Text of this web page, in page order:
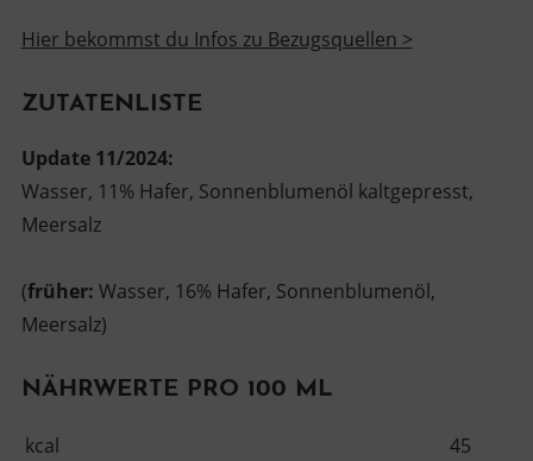
Hier bekommst du Infos zu Bezugsquellen >
ZUTATENLISTE
Update 11/2024:
Wasser, 11% Hafer, Sonnenblumenöl kaltgepresst,
Meersalz
(früher: Wasser, 16% Hafer, Sonnenblumenöl,
Meersalz)
NÄHRWERTE PRO 100 ML
kcal
45